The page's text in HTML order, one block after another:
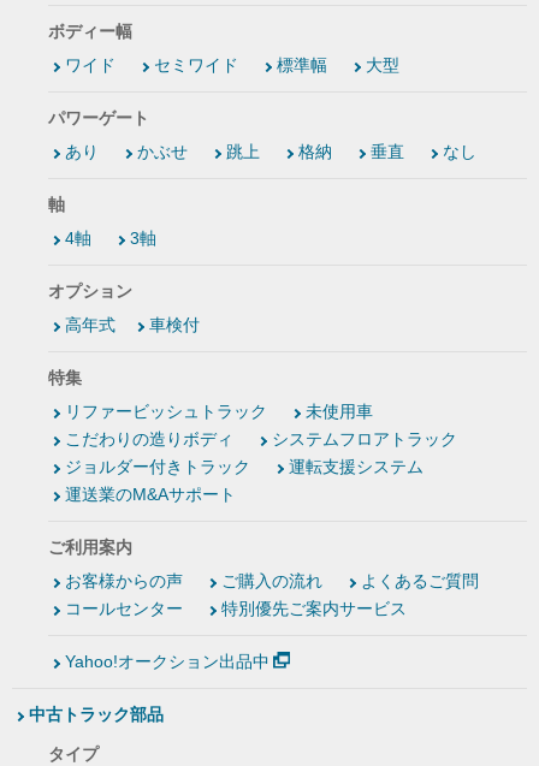
ボディー幅
ワイド
セミワイド 標準幅 大型
パワーゲート
あり
かぶせ 跳上 格納 垂直 なし
軸
4軸
3軸
オプション
高年式
車検付
特集
リファービッシュトラック
未使用車
こだわりの造りボディ
システムフロアトラック
ジョルダー付きトラック
運転支援システム
運送業のM&Aサポート
ご利用案内
お客様からの声
ご購入の流れ
よくあるご質問
コールセンター
特別優先ご案内サービス
Yahoo!オークション出品中
中古トラック部品
タイプ